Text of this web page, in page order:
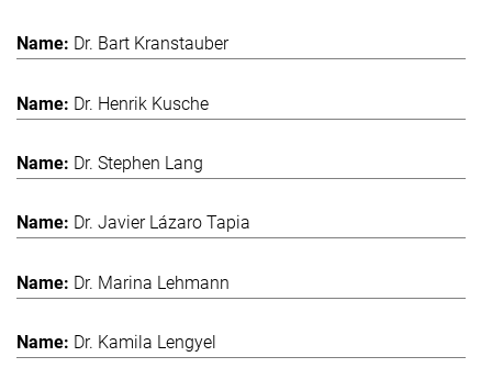
Dr. Bart Kranstauber
Dr. Henrik Kusche
Dr. Stephen Lang
Dr. Javier Lázaro Tapia
Dr. Marina Lehmann
Dr. Kamila Lengyel